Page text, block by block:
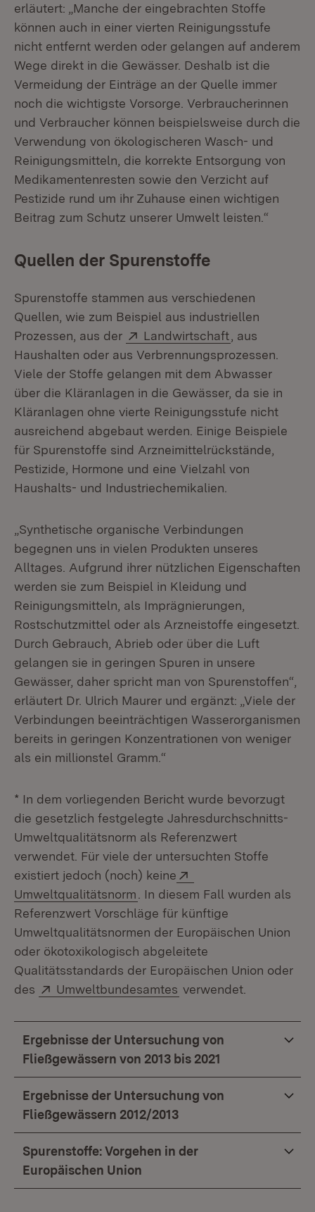
erläutert: „Manche der eingebrachten Stoffe
können auch in einer vierten Reinigungsstufe
nicht entfernt werden oder gelangen auf ande­rem
Wege direkt in die Gewässer. Deshalb ist die
Vermeidung der Einträge an der Quelle immer
noch die wichtigste Vorsorge. Verbraucherinnen
und Verbraucher können beispielsweise durch die
Ver­wendung von ökologischeren Wasch- und
Reinigungsmitteln, die korrekte Entsorgung von
Medikamentenresten sowie den Verzicht auf
Pestizide rund um ihr Zuhause einen wichtigen
Beitrag zum Schutz unserer Umwelt leisten.“
Quellen der Spurenstoffe
Spurenstoffe stammen aus verschiedenen
Quellen, wie zum Beispiel aus industriellen
Prozessen, aus der
Extern:
Landwirtschaft (Öffnet in
, aus
Haushalten oder aus Verbrennungsprozessen.
Viele der Stoffe gelangen mit dem Abwasser
über die Kläranlagen in die Gewässer, da sie in
Kläranlagen ohne vierte Reinigungsstufe nicht
ausreichend abgebaut werden. Einige Beispiele
für Spurenstoffe sind Arzneimittelrückstände,
Pestizide, Hormone und eine Vielzahl von
Haushalts- und Industriechemikalien.
„Synthetische organische Verbindungen
begegnen uns in vielen Produkten unseres
Alltages. Aufgrund ihrer nützlichen Eigenschaften
werden sie zum Beispiel in Kleidung und
Reinigungsmitteln, als Imprägnierungen,
Rostschutzmittel oder als Arzneistoffe eingesetzt.
Durch Gebrauch, Ab­rieb oder über die Luft
gelangen sie in geringen Spuren in unsere
Gewässer, daher spricht man von Spurenstoffen“,
erläutert Dr. Ulrich Maurer und ergänzt: „Viele der
Verbindungen beeinträchtigen Wasserorganismen
bereits in geringen Konzentrationen von weniger
als ein millionstel Gramm.“
* In dem vorliegenden Bericht wurde bevorzugt
die gesetzlich festgelegte Jahresdurchschnitts-
Umweltqualitätsnorm als Referenzwert
verwendet. Für viele der untersuchten Stoffe
existiert jedoch (noch) keine
Umweltqualitätsnorm (Öffnet in neuem Fenster)
. In diesem Fall wurden als
Referenzwert Vorschläge für künftige
Umweltqualitätsnormen der Europäischen Union
oder ökotoxikologisch abgeleitete
Qualitätsstandards der Europäischen Union oder
des
Extern:
Umweltbundesamtes (Öffnet in neuem
verwendet.
Ergebnisse der Untersuchung von
Fließgewässern von 2013 bis 2021
Ergebnisse der Untersuchung von
Fließgewässern 2012/2013
Spurenstoffe: Vorgehen in der
Europäischen Union